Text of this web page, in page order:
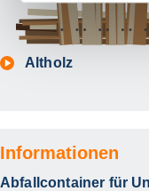
Altholz
Informationen
Abfallcontainer für